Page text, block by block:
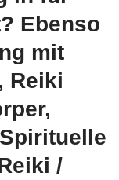
Ebenso
mit
Reiki
/